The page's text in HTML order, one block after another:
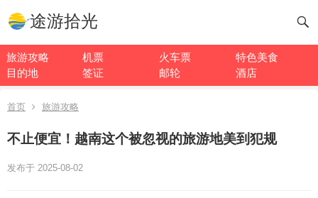
途游拾光
旅游攻略 机票 火车票
特色美食
目的地
签证 邮轮 酒店
首页 旅游攻略
不止便宜！越南这个被忽视的旅游地美到犯规
发布于 2025-08-02